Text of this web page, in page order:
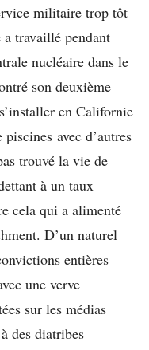
militaire trop tôt
travaillé pendant
nucléaire dans le
son deuxième
en Californie
avec d’autres
trouvé la vie de
à un taux
cela qui a alimenté
D’un naturel
entières
une verve
sur les médias
des diatribes